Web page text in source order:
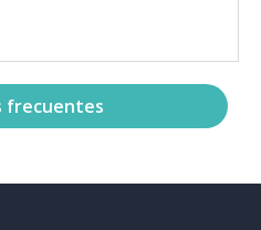
frecuentes